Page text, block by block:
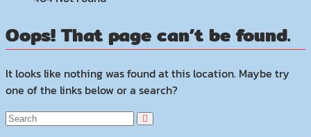
Oops! That page can’t be found.
It looks like nothing was found at this location. Maybe try
one of the links below or a search?